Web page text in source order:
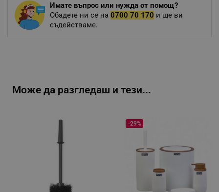
Имате въпрос или нужда от помощ?
Обадете ни се на 0700 70 170 и ще ви
съдействаме.
Може да разгледаш и тези...
-29%